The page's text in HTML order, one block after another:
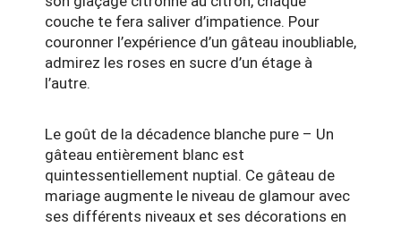
couche te fera saliver d’impatience. Pour
couronner l’expérience d’un gâteau inoubliable,
admirez les roses en sucre d’un étage à
l’autre.
Le goût de la décadence blanche pure – Un
gâteau entièrement blanc est
quintessentiellement nuptial. Ce gâteau de
mariage augmente le niveau de glamour avec
ses différents niveaux et ses décorations en